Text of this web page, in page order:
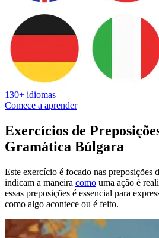
130+ idiomas
Comece a aprender
Exercícios de
Gramática Búlgara
Este exercício é focado nas preposições
indicam a maneira como uma ação é
essas preposições é essencial para
como algo acontece ou é feito.